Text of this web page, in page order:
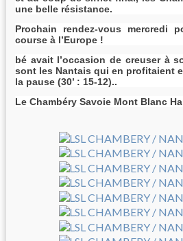
une belle résistance.
Prochain rendez-vous mercredi
course à l’Europe !
bé avait l’occasion de creuser à
sont les Nantais qui en profitaient
la pause (30’ : 15-12)..
Le Chambéry Savoie Mont Blanc